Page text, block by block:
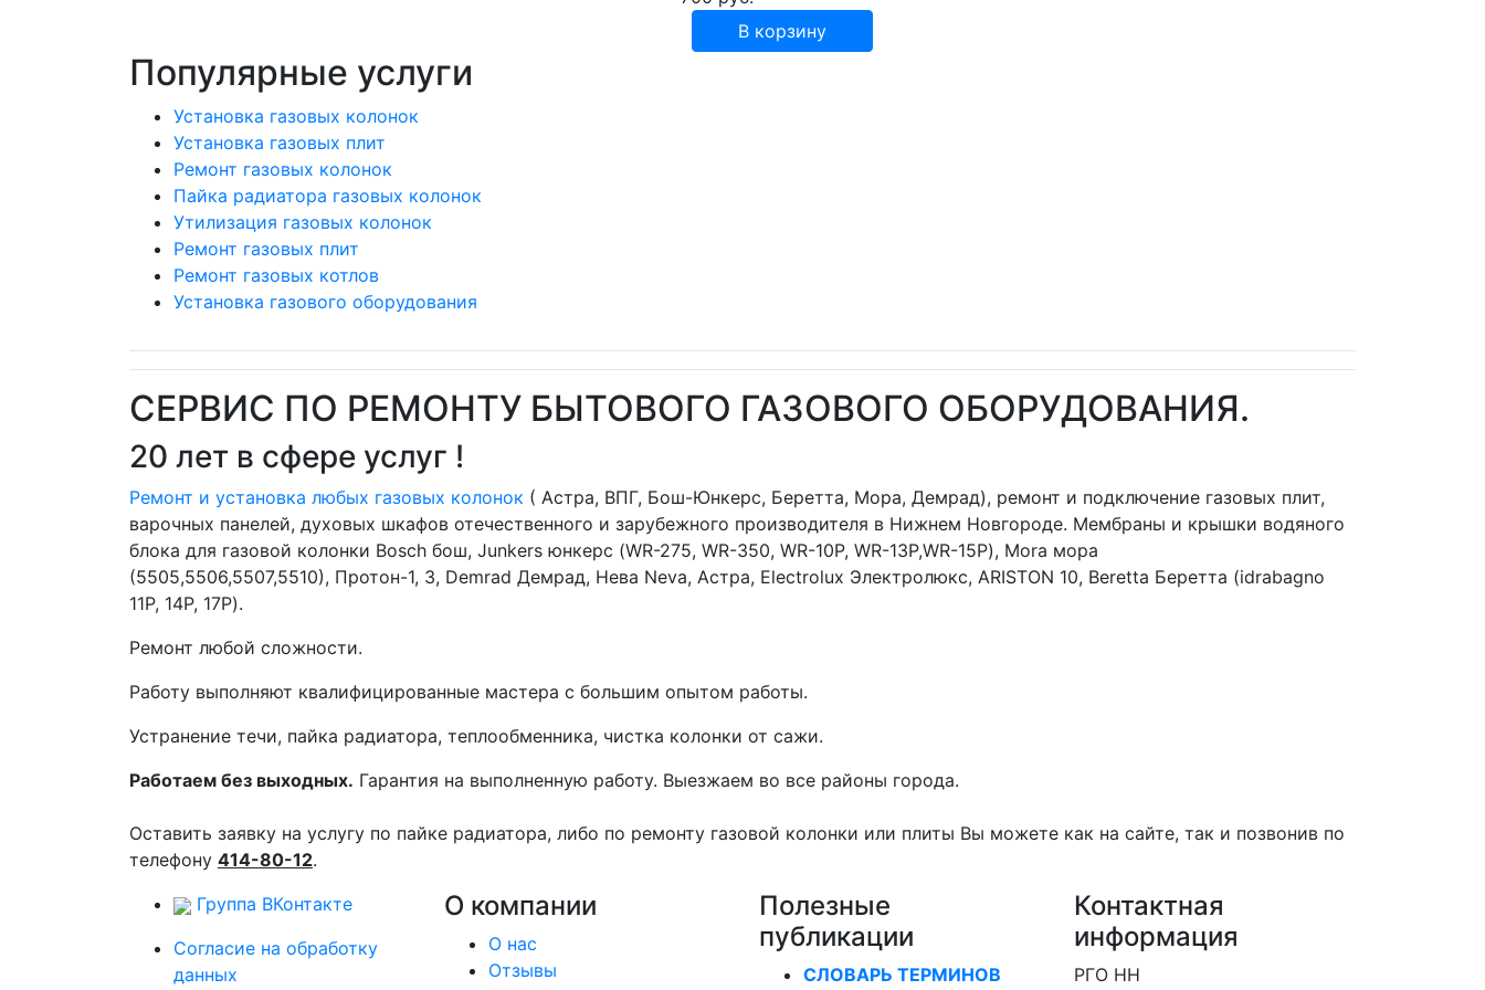
В корзину
Популярные услуги
Установка газовых колонок
Установка газовых плит
Ремонт газовых колонок
Пайка радиатора газовых колонок
Утилизация газовых колонок
Ремонт газовых плит
Ремонт газовых котлов
Установка газового оборудования
СЕРВИС ПО РЕМОНТУ БЫТОВОГО ГАЗОВОГО ОБОРУДОВАНИЯ.
20 лет в сфере услуг !
Ремонт и установка любых газовых колонок ( Астра, ВПГ, Бош-Юнкерс, Беретта, Мора, Демрад), ремонт и подключение газовых плит,
варочных панелей, духовых шкафов отечественного и зарубежного производителя в Нижнем Новгороде. Мембраны и крышки водяного
блока для газовой колонки Bosch бош, Junkers юнкерс (WR-275, WR-350, WR-10P, WR-13P,WR-15P), Mora мора
(5505,5506,5507,5510), Протон-1, 3, Demrad Демрад, Нева Neva, Астра, Electrolux Электролюкс, ARISTON 10, Beretta Беретта (idrabagno
11P, 14P, 17P).
Ремонт любой сложности.
Работу выполняют квалифицированные мастера с большим опытом работы.
Устранение течи, пайка радиатора, теплообменника, чистка колонки от сажи.
Работаем без выходных. Гарантия на выполненную работу. Выезжаем во все районы города.
Оставить заявку на услугу по пайке радиатора, либо по ремонту газовой колонки или плиты Вы можете как на сайте, так и позвонив по
телефону 414-80-12.
Группа ВКонтакте
Согласие на обработку
данных
О компании
О нас
Отзывы
Полезные
публикации
СЛОВАРЬ ТЕРМИНОВ
Контактная
информация
РГО НН